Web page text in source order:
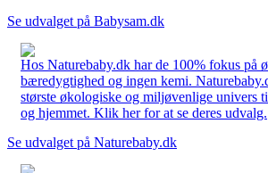
Se udvalget på Babysam.dk
Hos Naturebaby.dk har de 100% fokus på
bæredygtighed og ingen kemi.
største økologiske og miljøvenlige univers
og hjemmet. Klik her for at se deres udvalg.
Se udvalget på Naturebaby.dk